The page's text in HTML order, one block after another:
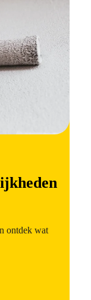
ontdek wat